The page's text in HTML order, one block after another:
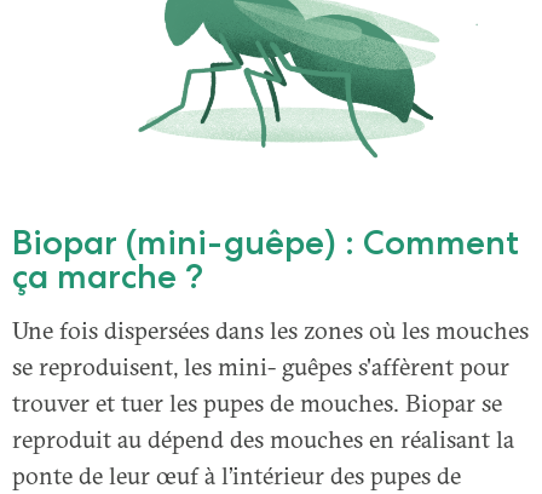
Biopar (mini-guêpe) : Comment
ça marche ?
Une fois dispersées dans les zones où les mouches
se reproduisent, les mini- guêpes s'affèrent pour
trouver et tuer les pupes de mouches. Biopar se
reproduit au dépend des mouches en réalisant la
ponte de leur œuf à l’intérieur des pupes de